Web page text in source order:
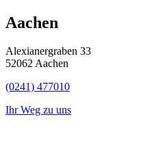
Aachen
Alexianergraben 33
52062 Aachen
(0241) 477010
Ihr Weg zu uns